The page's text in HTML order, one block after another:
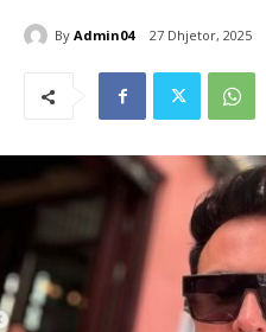
By Admin04 27 Dhjetor, 2025